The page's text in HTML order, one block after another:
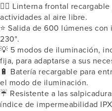
🏃‍♂️ Linterna frontal
actividades al aire libre.
⭐ Salida de 600 lúmenes
230°.
💡 5 modos de iluminación,
fija, para adaptarse a sus
🔋 Batería recargable para
el modo de iluminación.
☔️ Resistente a las
índice de impermeabilidad